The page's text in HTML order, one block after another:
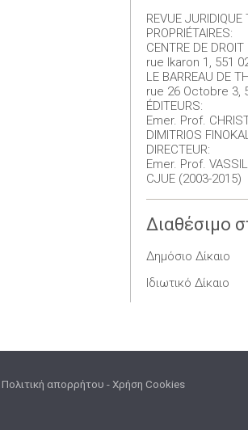
REVUE JURIDIQUE
PROPRIÉTAIRES:
CENTRE DE
rue Ikaron 1, 551
LE BARREAU DE
rue 26 Octobre 3,
ÉDITEURS:
Emer. Prof.
DIMITRIOS
DIRECTEUR:
Emer. Prof.
CJUE (2003-2015)
Διαθέσιμο
Δημόσιο Δίκαιο
Ιδιωτικό Δίκαιο
Πολιτική απορρήτου -Χρήση Cookies